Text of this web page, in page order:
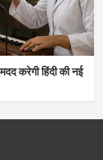
करेगी हिंदी की नई